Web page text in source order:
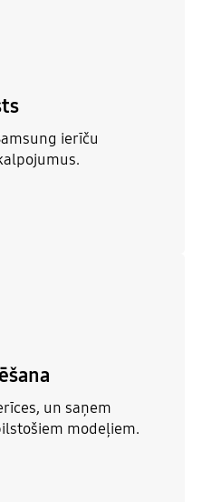
ierīču
un saņem
modeļiem.